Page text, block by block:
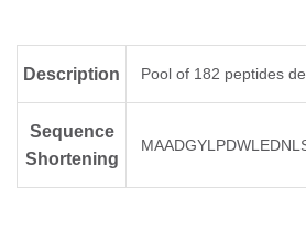
Description Pool of 182 peptides
Sequence
Shortening